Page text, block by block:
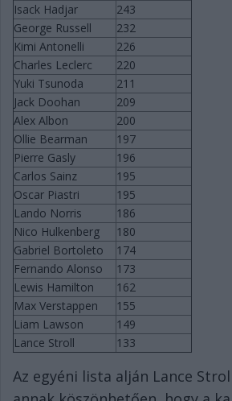
Isack Hadjar
243
George Russell
232
Kimi Antonelli
226
Charles Leclerc
220
Yuki Tsunoda
211
Jack Doohan
209
Alex Albon
200
Ollie Bearman
197
Pierre Gasly
196
Carlos Sainz
195
Oscar Piastri
195
Lando Norris
186
Nico Hulkenberg
180
Gabriel Bortoleto
174
Fernando Alonso
173
Lewis Hamilton
162
Max Verstappen
155
Liam Lawson
149
Lance Stroll
133
Az egyéni lista alján Lance